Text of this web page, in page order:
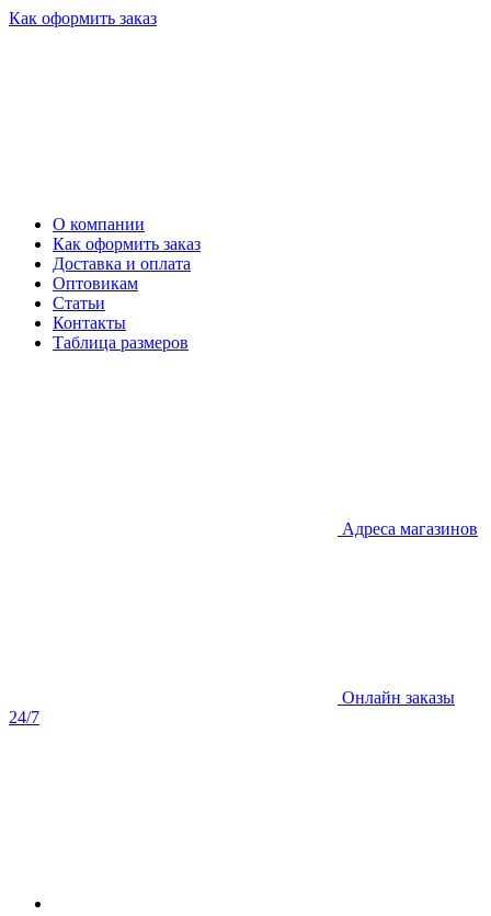
Как оформить заказ
О компании
Как оформить заказ
Доставка и оплата
Оптовикам
Статьи
Контакты
Таблица размеров
Адреса магазинов
Онлайн заказы
24/7